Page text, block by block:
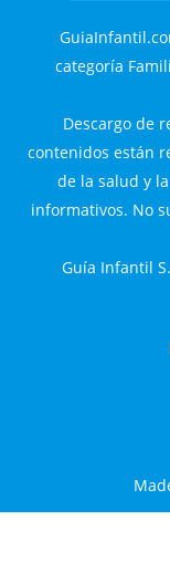
categoría
Descargo de
contenidos están
de la salud y
informativos. No
Guía Infantil